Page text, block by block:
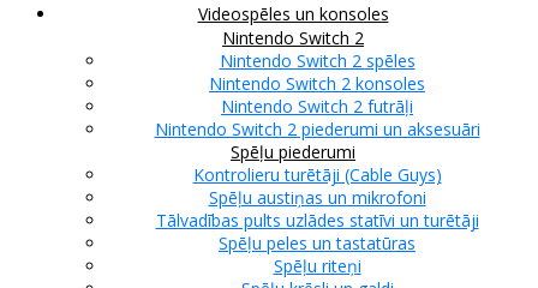
Videospēles un konsoles
Nintendo Switch 2
Nintendo Switch 2 spēles
Nintendo Switch 2 konsoles
Nintendo Switch 2 futrāļi
Nintendo Switch 2 piederumi un aksesuāri
Spēļu piederumi
Kontrolieru turētāji (Cable Guys)
Spēļu austiņas un mikrofoni
Tālvadības pults uzlādes statīvi un turētāji
Spēļu peles un tastatūras
Spēļu riteņi